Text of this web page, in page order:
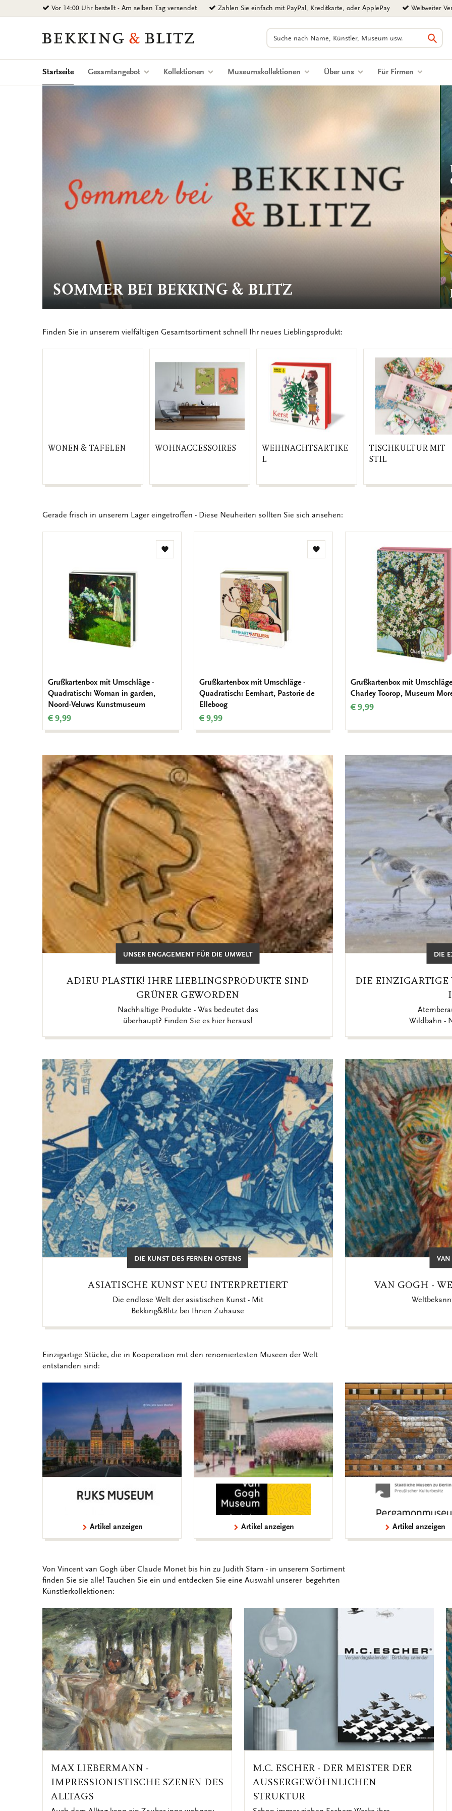
zum
Vor 14:00 Uhr bestellt - Am selben Tag versendet Zahlen Sie einfach mit PayPal, Kreditkarte, oder ApplePay Weltweiter
Bekking
Blitz
Uitgevers
B.V.
Suchen
Startseite(current)Gesamtangebot Kollektionen Museumskollektionen Über uns Für Firmen
SOMMER BEI BEKKING & BLITZ
Finden Sie in unserem vielfältigen Gesamtsortiment schnell Ihr neues Lieblingsprodukt:
WONEN & TAFELEN WOHNACCESSOIRES
WEIHNACHTSARTIKE
L
TISCHKULTUR MIT
STIL
Gerade frisch in unserem Lager eingetroffen - Diese Neuheiten sollten Sie sich ansehen:
Zur
Grußkartenbox mit Umschläge -
Quadratisch: Woman in garden,
Noord-Veluws Kunstmuseum
€ 9,99
Zur
Grußkartenbox mit Umschläge -
Quadratisch: Eemhart, Pastorie de
Elleboog
€ 9,99
Grußkartenbox mit
Charley Toorop, Museum
€ 9,99
UNSER ENGAGEMENT FÜR DIE UMWELT
ADIEU PLASTIK! IHRE LIEBLINGSPRODUKTE SIND
GRÜNER GEWORDEN
Nachhaltige Produkte - Was bedeutet das
überhaupt? Finden Sie es hier heraus!
DIE
DIE EINZIGARTIGE
Wildbahn -
DIE KUNST DES FERNEN OSTENS
ASIATISCHE KUNST NEU INTERPRETIERT
Die endlose Welt der asiatischen Kunst - Mit
Bekking&Blitz bei Ihnen Zuhause
VAN
VAN GOGH -
Einzigartige Stücke, die in Kooperation mit den renomiertesten Museen der Welt
entstanden sind:
Artikel anzeigen Artikel anzeigen Artikel anzeigen
Von Vincent van Gogh über Claude Monet bis hin zu Judith Stam - in unserem Sortiment
finden Sie sie alle! Tauchen Sie ein und entdecken Sie eine Auswahl unserer begehrten
Künstlerkollektionen:
MAX LIEBERMANN -
IMPRESSIONISTISCHE SZENEN DES
ALLTAGS
M.C. ESCHER - DER MEISTER DER
AUSSERGEWÖHNLICHEN
STRUKTUR